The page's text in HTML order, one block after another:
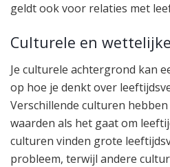
geldt ook voor relaties met
Culturele en
Je culturele achtergrond kan
op hoe je denkt over
Verschillende culturen
waarden als het gaat om
culturen vinden grote
probleem, terwijl andere